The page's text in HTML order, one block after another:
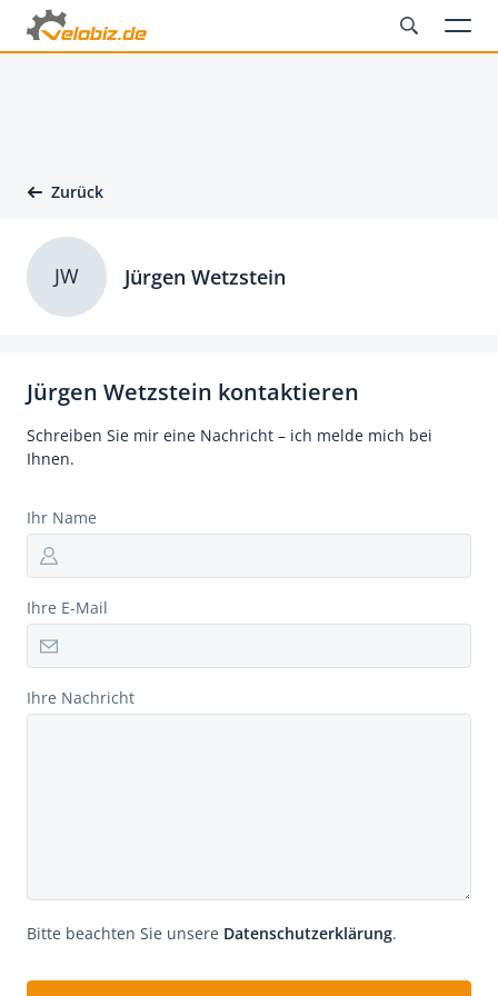
Zurück
Jürgen Wetzstein kontaktieren
Schreiben Sie mir eine Nachricht – ich melde mich bei
Ihnen.
Ihr Name
Ihre E-Mail
Ihre Nachricht
Bitte beachten Sie unsere Datenschutzerklärung.
JW Jürgen Wetzstein